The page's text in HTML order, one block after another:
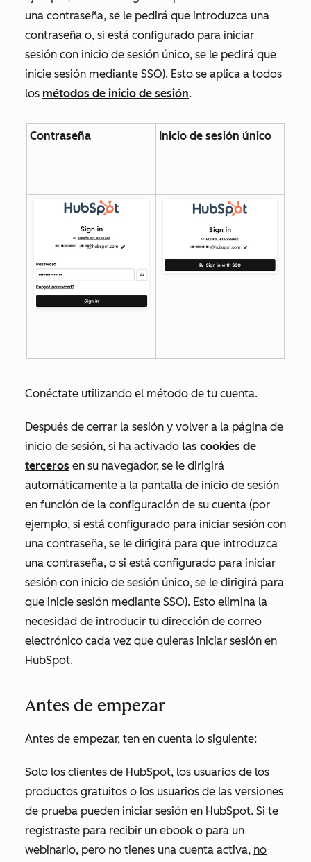
una contraseña, se le pedirá que introduzca una
contraseña o, si está configurado para iniciar
sesión con inicio de sesión único, se le pedirá que
inicie sesión mediante SSO). Esto se aplica a todos
los métodos de inicio de sesión.
Contraseña Inicio de sesión único
Conéctate utilizando el método de tu cuenta.
Después de cerrar la sesión y volver a la página de
inicio de sesión, si ha activado las cookies de
terceros en su navegador, se le dirigirá
automáticamente a la pantalla de inicio de sesión
en función de la configuración de su cuenta (por
ejemplo, si está configurado para iniciar sesión con
una contraseña, se le dirigirá para que introduzca
una contraseña, o si está configurado para iniciar
sesión con inicio de sesión único, se le dirigirá para
que inicie sesión mediante SSO). Esto elimina la
necesidad de introducir tu dirección de correo
electrónico cada vez que quieras iniciar sesión en
HubSpot.
Antes de empezar
Antes de empezar, ten en cuenta lo siguiente:
Solo los clientes de HubSpot, los usuarios de los
productos gratuitos o los usuarios de las versiones
de prueba pueden iniciar sesión en HubSpot. Si te
registraste para recibir un ebook o para un
webinario, pero no tienes una cuenta activa, no